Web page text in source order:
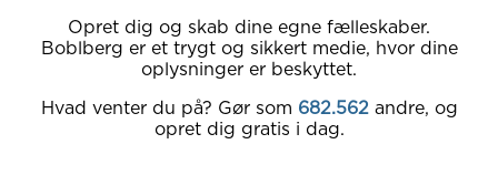
Opret dig og skab dine egne fælleskaber.
Boblberg er et trygt og sikkert medie, hvor dine
oplysninger er beskyttet.
Hvad venter du på? Gør som 682.562 andre, og
opret dig gratis i dag.